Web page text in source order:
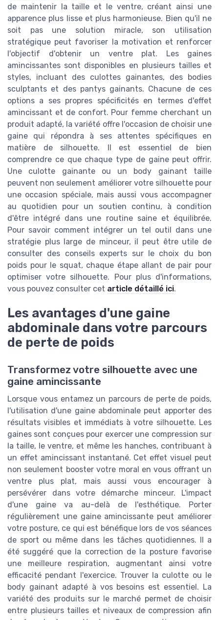
de maintenir la taille et le ventre, créant ainsi une
apparence plus lisse et plus harmonieuse. Bien qu'il ne
soit pas une solution miracle, son utilisation
stratégique peut favoriser la motivation et renforcer
l'objectif d'obtenir un ventre plat. Les gaines
amincissantes sont disponibles en plusieurs tailles et
styles, incluant des culottes gainantes, des bodies
sculptants et des pantys gainants. Chacune de ces
options a ses propres spécificités en termes d'effet
amincissant et de confort. Pour femme cherchant un
produit adapté, la variété offre l'occasion de choisir une
gaine qui répondra à ses attentes spécifiques en
matière de silhouette. Il est essentiel de bien
comprendre ce que chaque type de gaine peut offrir.
Une culotte gainante ou un body gainant taille
peuvent non seulement améliorer votre silhouette pour
une occasion spéciale, mais aussi vous accompagner
au quotidien pour un soutien continu, à condition
d'être intégré dans une routine saine et équilibrée.
Pour savoir comment intégrer un tel outil dans une
stratégie plus large de minceur, il peut être utile de
consulter des conseils experts sur le choix du bon
poids pour le squat, chaque étape allant de pair pour
optimiser votre silhouette. Pour plus d'informations,
vous pouvez consulter cet article détaillé ici.
Les avantages d'une gaine
abdominale dans votre parcours
de perte de poids
Transformez votre silhouette avec une
gaine amincissante
Lorsque vous entamez un parcours de perte de poids,
l'utilisation d'une gaine abdominale peut apporter des
résultats visibles et immédiats à votre silhouette. Les
gaines sont conçues pour exercer une compression sur
la taille, le ventre, et même les hanches, contribuant à
un effet amincissant instantané. Cet effet visuel peut
non seulement booster votre moral en vous offrant un
ventre plus plat, mais aussi vous encourager à
persévérer dans votre démarche minceur. L'impact
d'une gaine va au-delà de l'esthétique. Porter
régulièrement une gaine amincissante peut améliorer
votre posture, ce qui est bénéfique lors de vos séances
de sport ou même dans les tâches quotidiennes. Il a
été suggéré que la correction de la posture favorise
une meilleure respiration, augmentant ainsi votre
efficacité pendant l'exercice. Trouver la culotte ou le
body gainant adapté à vos besoins est essentiel. La
variété des produits sur le marché permet de choisir
entre plusieurs tailles et niveaux de compression afin